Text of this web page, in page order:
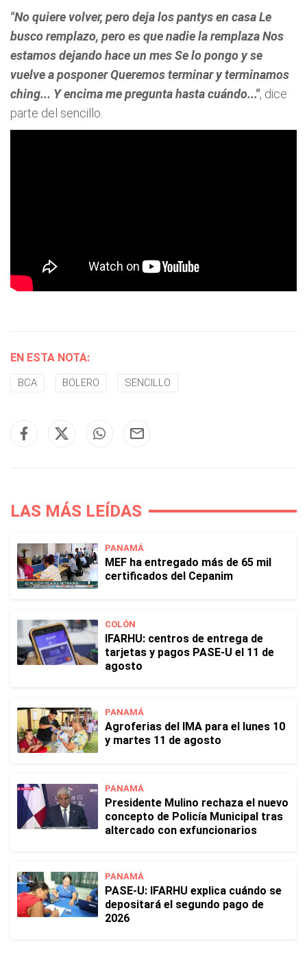
"No quiere volver, pero deja los pantys en casa Le
busco remplazo, pero es que nadie la remplaza Nos
estamos dejando hace un mes Se lo pongo y se
vuelve a posponer Queremos terminar y terminamos
ching... Y encima me pregunta hasta cuándo...", dice
parte del sencillo.
EN ESTA NOTA:
BCA BOLERO SENCILLO
LAS MÁS LEÍDAS
PANAMÁ
MEF ha entregado más de 65 mil
certificados del Cepanim
COLÓN
IFARHU: centros de entrega de
tarjetas y pagos PASE-U el 11 de
agosto
PANAMÁ
Agroferias del IMA para el lunes 10
y martes 11 de agosto
PANAMÁ
Presidente Mulino rechaza el nuevo
concepto de Policía Municipal tras
altercado con exfuncionarios
PANAMÁ
PASE-U: IFARHU explica cuándo se
depositará el segundo pago de
2026